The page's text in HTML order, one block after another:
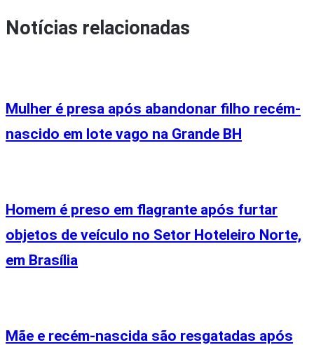
Notícias relacionadas
Mulher é presa após abandonar filho recém-
nascido em lote vago na Grande BH
Homem é preso em flagrante após furtar
objetos de veículo no Setor Hoteleiro Norte,
em Brasília
Mãe e recém-nascida são resgatadas após